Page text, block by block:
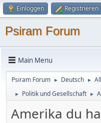
Einloggen Registrieren
Psiram Forum
Main Menu
Psiram Forum ► Deutsch ►
► Politik und Gesellschaft ►
Amerika du